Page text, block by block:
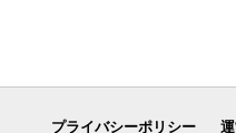
プライバシーポリシー